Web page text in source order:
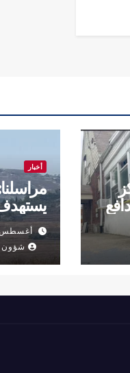
أخبار
فجرأغسطس 7,
شؤون